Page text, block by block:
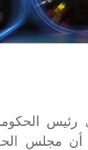
أن مجلس